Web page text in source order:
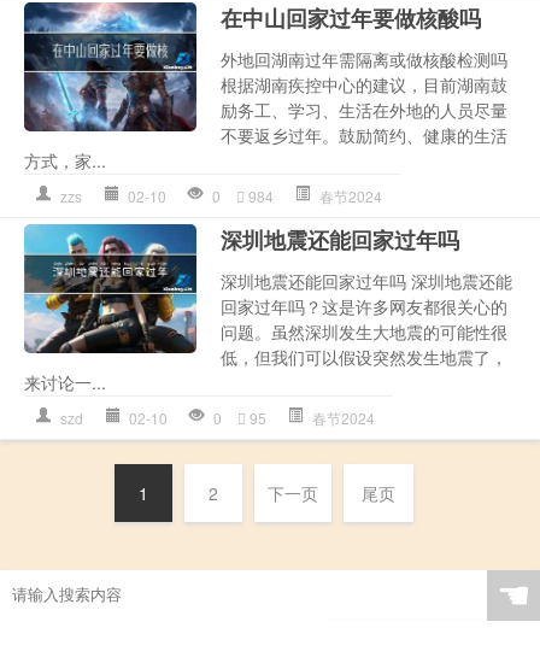
在中山回家过年要做核酸吗
外地回湖南过年需隔离或做核酸检测吗
根据湖南疾控中心的建议，目前湖南鼓
励务工、学习、生活在外地的人员尽量
不要返乡过年。鼓励简约、健康的生活
方式，家...
zzs 02-10 0 984 春节2024
深圳地震还能回家过年吗
深圳地震还能回家过年吗 深圳地震还能
回家过年吗？这是许多网友都很关心的
问题。虽然深圳发生大地震的可能性很
低，但我们可以假设突然发生地震了，
来讨论一...
szd 02-10 0 95 春节2024
1 2 下一页 尾页
☚